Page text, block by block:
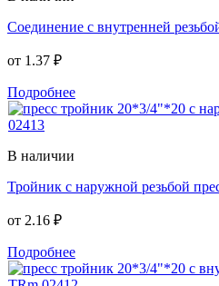
Соединение с внутренней
от 1.37 ₽
Подробнее
В наличии
Тройник с наружной резьбой
от 2.16 ₽
Подробнее